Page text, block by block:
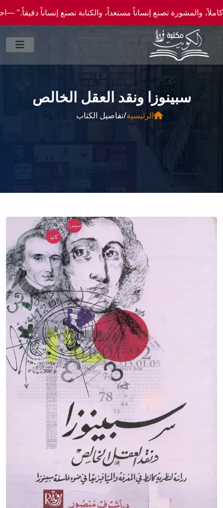
تصنع إنساناً مستعداً، والكتابة تصنع إنساناً دقيقاً." —احصل علي عروض وخصومات
سبينوزا ونقد العقل الخالص
الرئيسية/تفاصيل الكتاب